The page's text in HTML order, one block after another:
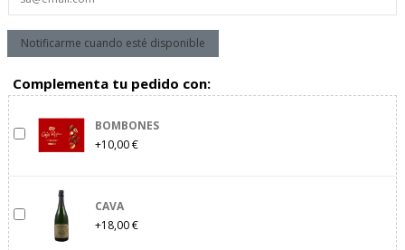
Complementa tu pedido con:
BOMBONES
+10,00 €
CAVA
+18,00 €